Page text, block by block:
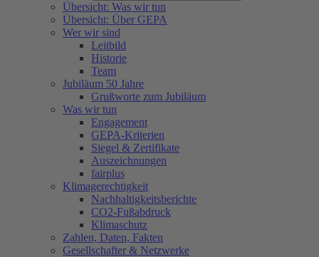
Übersicht: Was wir tun
Übersicht: Über GEPA
Wer wir sind
Leitbild
Historie
Team
Jubiläum 50 Jahre
Grußworte zum Jubiläum
Was wir tun
Engagement
GEPA-Kriterien
Siegel & Zertifikate
Auszeichnungen
fairplus
Klimagerechtigkeit
Nachhaltigkeitsberichte
CO2-Fußabdruck
Klimaschutz
Zahlen, Daten, Fakten
Gesellschafter & Netzwerke